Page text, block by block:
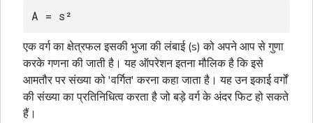
A = s²
एक वर्ग का क्षेत्रफल इसकी भुजा की लंबाई (s) को अपने आप से गुणा
करके गणना की जाती है। यह ऑपरेशन इतना मौलिक है कि इसे
आमतौर पर संख्या को 'वर्गित' करना कहा जाता है। यह उन इकाई वर्गों
की संख्या का प्रतिनिधित्व करता है जो बड़े वर्ग के अंदर फिट हो सकते
हैं।